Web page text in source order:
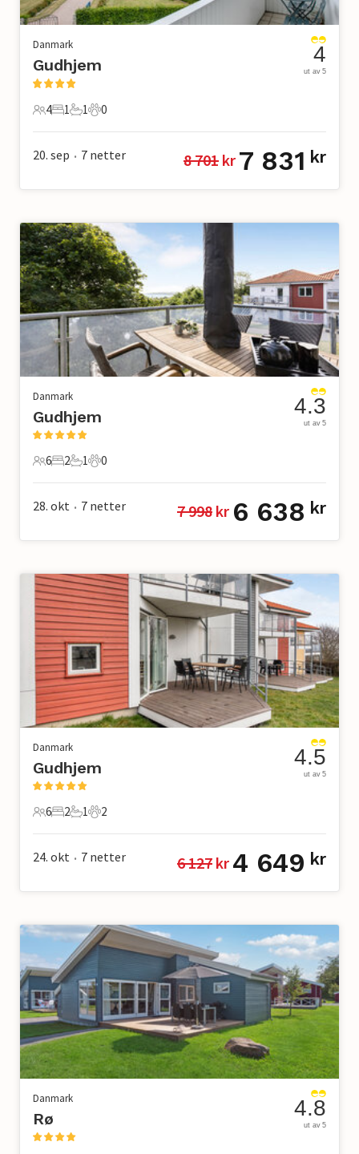
Danmark
Gudhjem
4 Gjester
4
1 Soverom
1
1 Bad
1
0 Kjæledyr
0
4
ut av 5
20. sep • 7 netter 8 701 kr 7 831 kr
Danmark
Gudhjem
6 Gjester
6
2 Soverom
2
1 Bad
1
0 Kjæledyr
0
4.3
ut av 5
28. okt • 7 netter 7 998 kr 6 638 kr
Danmark
Gudhjem
6 Gjester
6
2 Soverom
2
1 Bad
1
2 Kjæledyr
2
4.5
ut av 5
24. okt • 7 netter 6 127 kr 4 649 kr
Danmark
Rø 4.8
ut av 5